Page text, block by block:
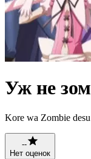
Уж не
Kore wa Zombie
--
Нет оценок